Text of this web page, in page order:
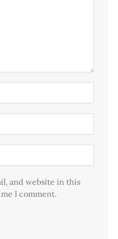
and website in this
I comment.